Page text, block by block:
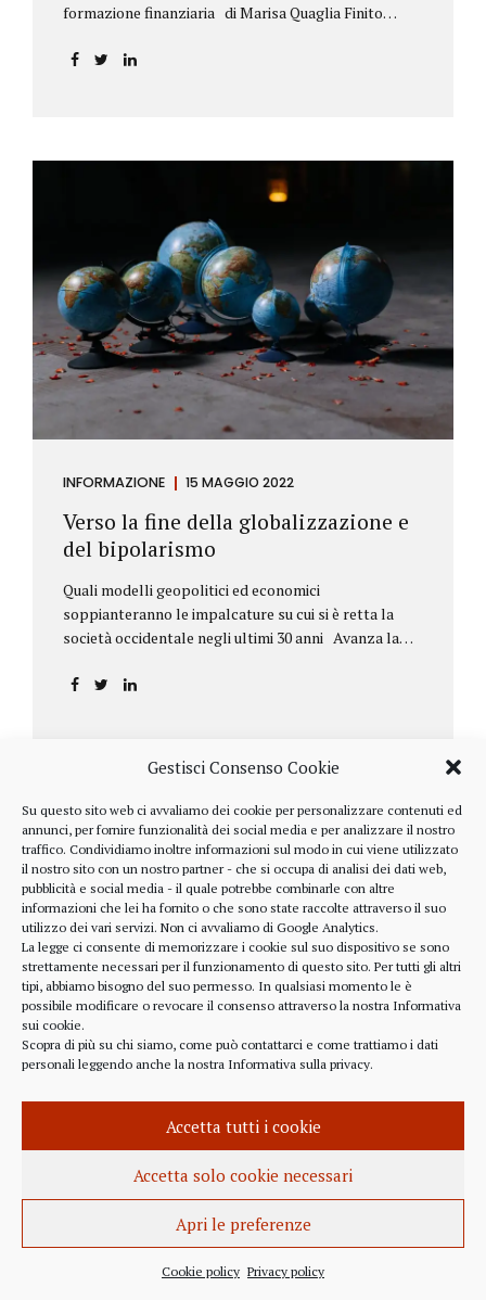
Gestisci Consenso Cookie
Su questo sito web ci avvaliamo dei cookie per personalizzare contenuti ed
annunci, per fornire funzionalità dei social media e per analizzare il nostro
traffico. Condividiamo inoltre informazioni sul modo in cui viene utilizzato
il nostro sito con un nostro partner - che si occupa di analisi dei dati web,
pubblicità e social media - il quale potrebbe combinarle con altre
informazioni che lei ha fornito o che sono state raccolte attraverso il suo
utilizzo dei vari servizi. Non ci avvaliamo di Google Analytics.
La legge ci consente di memorizzare i cookie sul suo dispositivo se sono
strettamente necessari per il funzionamento di questo sito. Per tutti gli altri
tipi, abbiamo bisogno del suo permesso. In qualsiasi momento le è
possibile modificare o revocare il consenso attraverso la nostra Informativa
sui cookie.
Scopra di più su chi siamo, come può contattarci e come trattiamo i dati
personali leggendo anche la nostra Informativa sulla privacy.
Accetta tutti i cookie
Accetta solo cookie necessari
Apri le preferenze
Cookie policy Privacy policy
formazione finanziaria di Marisa Quaglia Finito
periodo grigio della pandemia da Covid, possiamo
bancario e postale, direttore generale
dell’Accademia di educazione finanziaria presieduta
da Beppe Ghisolfi. Avvocato Rizzo, si sono
registrati cambiamenti sulla percezione della
sicurezza dei propri risparmi? Parto da una
considerazione scientifica. John Ioannidis, noto
professore di medicina, di epidemiologia e...
INFORMAZIONE 15 MAGGIO 2022
Verso la fine della globalizzazione e
del bipolarismo
Quali modelli geopolitici ed economici
soppianteranno le impalcature su cui si è retta la
società occidentale negli ultimi 30 anni Avanza la
aprile ha fatto parecchio discutere il discorso che
una lettera annuale che Fink ha inviato agli
investitori, nella quale fa il punto sulla situazione
geopolitica ed economica globale, accompagnata da
alcune considerazioni sui profitti generati dalle
scelte finanziarie operate dal fondo BlackRock.
Occorre leggere molto attentamente il testo della
lettera
(https://www.blackrock.com/corporate/investor-
relations/larry-fink-chairmans-letter). Fink afferma
chiaramente che...
INFORMAZIONE 27 APRILE 2022
Istanza per l’abrogazione
dell’obbligo vaccinale al Governo
Italiano e alla Commissione Europea
Europea per l’abrogazione della normativa